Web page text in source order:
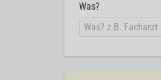
Was?